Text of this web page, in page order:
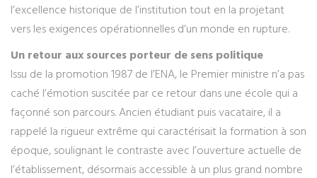
l’excellence historique de l’institution tout en la projetant
vers les exigences opérationnelles d’un monde en rupture.
Un retour aux sources porteur de sens politique
Issu de la promotion 1987 de l’ENA, le Premier ministre n’a pas
caché l’émotion suscitée par ce retour dans une école qui a
façonné son parcours. Ancien étudiant puis vacataire, il a
rappelé la rigueur extrême qui caractérisait la formation à son
époque, soulignant le contraste avec l’ouverture actuelle de
l’établissement, désormais accessible à un plus grand nombre